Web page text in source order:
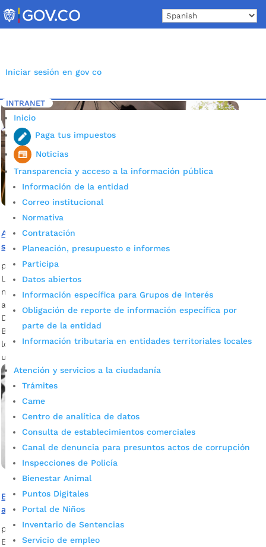
to
content
Iniciar sesión en gov co
INTRANET
Inicio
Paga tus impuestos
Noticias
Transparencia y acceso a la información pública
Información de la entidad
Correo institucional
Normativa
Contratación
Planeación, presupuesto e informes
Participa
Datos abiertos
Información específica para Grupos de Interés
Obligación de reporte de información específica por
parte de la entidad
Información tributaria en entidades territoriales locales
Atención y servicios a la ciudadanía
Trámites
Came
Centro de analítica de datos
Consulta de establecimientos comerciales
Canal de denuncia para presuntos actos de corrupción
Inspecciones de Policía
Bienestar Animal
Puntos Digitales
Portal de Niños
Inventario de Sentencias
Servicio de empleo
Inicio 5 Etiqueta: Violencias
Alcaldía desarrollará estrategia ‘Mi casa, un entorno
seguro’ en 12 barrios de Bucaramanga
por Alcaldía de Bucaramanga
Las inscripciones están abiertas para 300 habitantes
mayores de 18 años de los barrios priorizados. Descargar
audio: Diana Pinzón – Trabajadora social de la Secretaría de
Desarrollo Social de Bucaramanga La Alcaldía de
Bucaramanga invita a las personas mayores de 18 años de
los siguientes barrios a hacer parte de la estrategia ‘Mi casa,
un […]
Bucaramanga ahora cuenta con un comité para el
abordaje integral de violencias de sexo o género
por Alcaldía de Bucaramanga|
El comité se creó por medio del Decreto 0374 de 2020.